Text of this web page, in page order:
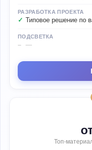
РАЗРАБОТКА ПРОЕКТА
Типовое решение по
ПОДСВЕТКА
—
Топ-